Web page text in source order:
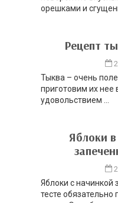
орешками и
Рецепт
Тыква – очень
приготовим их нее
удовольствием ...
Яблоки
Яблоки с начинкой
тесте